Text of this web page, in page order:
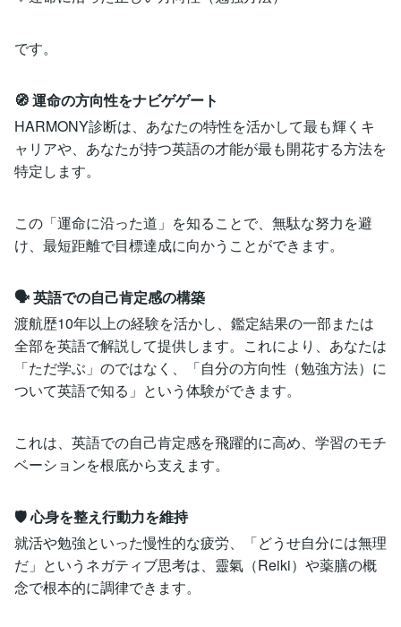
です。
🧭 運命の方向性をナビゲゲート
HARMONY診断は、あなたの特性を活かして最も輝くキ
ャリアや、あなたが持つ英語の才能が最も開花する方法を
特定します。
この「運命に沿った道」を知ることで、無駄な努力を避
け、最短距離で目標達成に向かうことができます。
🗣️ 英語での自己肯定感の構築
渡航歴10年以上の経験を活かし、鑑定結果の一部または
全部を英語で解説して提供します。これにより、あなたは
「ただ学ぶ」のではなく、「自分の方向性（勉強方法）に
ついて英語で知る」という体験ができます。
これは、英語での自己肯定感を飛躍的に高め、学習のモチ
ベーションを根底から支えます。
🛡️ 心身を整え行動力を維持
就活や勉強といった慢性的な疲労、「どうせ自分には無理
だ」というネガティブ思考は、靈氣（Reiki）や薬膳の概
念で根本的に調律できます。